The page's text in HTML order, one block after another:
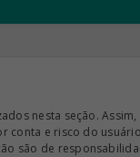
nesta seção.
conta e risco do
são de